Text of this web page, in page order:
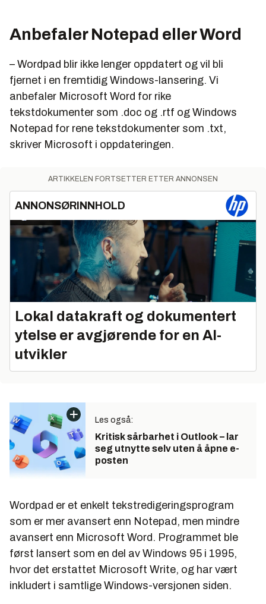
Anbefaler Notepad eller Word
– Wordpad blir ikke lenger oppdatert og vil bli
fjernet i en fremtidig Windows-lansering. Vi
anbefaler Microsoft Word for rike
tekstdokumenter som .doc og .rtf og Windows
Notepad for rene tekstdokumenter som .txt,
skriver Microsoft i oppdateringen.
ARTIKKELEN FORTSETTER ETTER ANNONSEN
ANNONSØRINNHOLD
Lokal datakraft og dokumentert
ytelse er avgjørende for en AI-
utvikler
Les også:
Kritisk sårbarhet i Outlook – lar
seg utnytte selv uten å åpne e-
posten
Wordpad er et enkelt tekstredigeringsprogram
som er mer avansert enn Notepad, men mindre
avansert enn Microsoft Word. Programmet ble
først lansert som en del av Windows 95 i 1995,
hvor det erstattet Microsoft Write, og har vært
inkludert i samtlige Windows-versjonen siden.